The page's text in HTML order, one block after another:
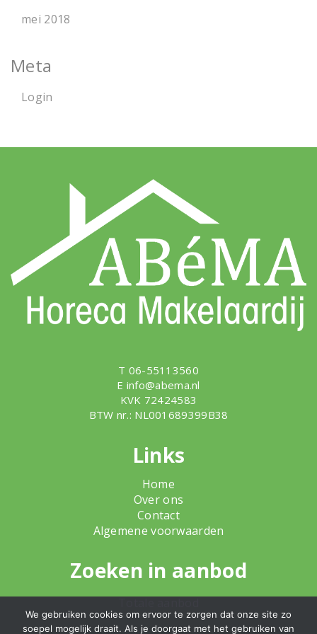
mei 2018
Meta
Login
T 06-55113560
E info@abema.nl
KVK 72424583
BTW nr.: NL001689399B38
Links
Home
Over ons
Contact
Algemene voorwaarden
Zoeken in aanbod
We gebruiken cookies om ervoor te zorgen dat onze site zo
soepel mogelijk draait. Als je doorgaat met het gebruiken van